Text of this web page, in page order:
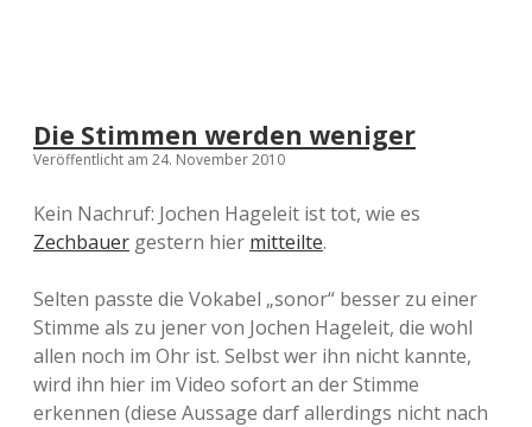
Die Stimmen werden weniger
Veröffentlicht am 24. November 2010
Kein Nachruf: Jochen Hageleit ist tot, wie es
Zechbauer gestern hier mitteilte.
Selten passte die Vokabel „sonor“ besser zu einer
Stimme als zu jener von Jochen Hageleit, die wohl
allen noch im Ohr ist. Selbst wer ihn nicht kannte,
wird ihn hier im Video sofort an der Stimme
erkennen (diese Aussage darf allerdings nicht nach